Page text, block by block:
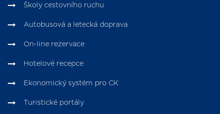
Školy cestovního ruchu
Autobusová a letecká doprava
On-line rezervace
Hotelové recepce
Ekonomický systém pro CK
Turistické portály